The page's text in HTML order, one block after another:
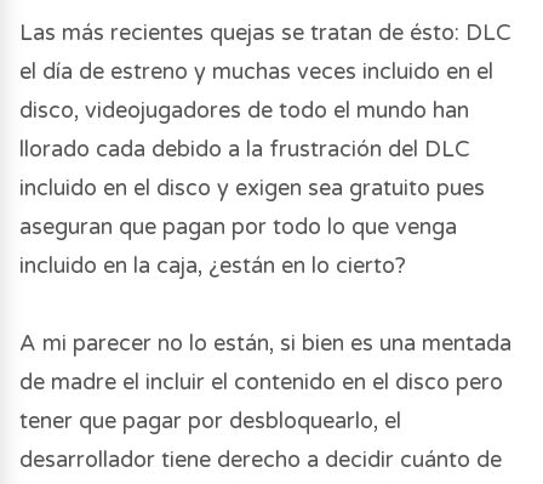
Las más recientes quejas se tratan de ésto: DLC
el día de estreno y muchas veces incluido en el
disco, videojugadores de todo el mundo han
llorado cada debido a la frustración del DLC
incluido en el disco y exigen sea gratuito pues
aseguran que pagan por todo lo que venga
incluido en la caja, ¿están en lo cierto?
A mi parecer no lo están, si bien es una mentada
de madre el incluir el contenido en el disco pero
tener que pagar por desbloquearlo, el
desarrollador tiene derecho a decidir cuánto de